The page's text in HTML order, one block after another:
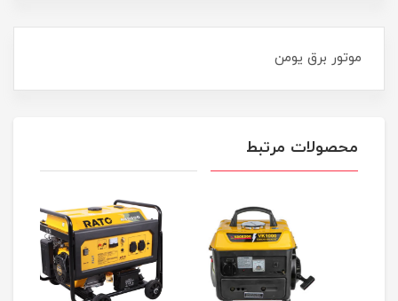
موتور برق یومن
محصولات مرتبط